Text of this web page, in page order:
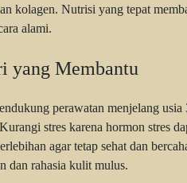
kolagen. Nutrisi yang tepat
alami.
yang Membantu
perawatan menjelang
stres karena hormon stres
agar tetap sehat dan
dan rahasia kulit mulus.